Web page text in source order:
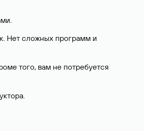
Нет сложных программ и
того, вам не потребуется